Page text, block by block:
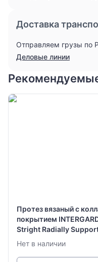
Доставка
Отправляем грузы по
Деловые линии
Протез вязаный с
покрытием
Stright Radially
мм х 70 см
Нет в наличии